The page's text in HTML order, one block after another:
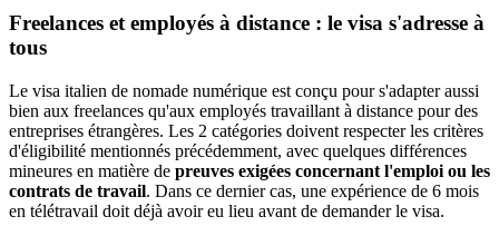
Freelances et employés à distance : le visa s'adresse à
tous
Le visa italien de nomade numérique est conçu pour s'adapter aussi
bien aux freelances qu'aux employés travaillant à distance pour des
entreprises étrangères. Les 2 catégories doivent respecter les critères
d'éligibilité mentionnés précédemment, avec quelques différences
mineures en matière de preuves exigées concernant l'emploi ou les
contrats de travail. Dans ce dernier cas, une expérience de 6 mois
en télétravail doit déjà avoir eu lieu avant de demander le visa.